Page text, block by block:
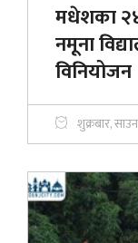
मधेशका
नमूना
विनियोजन
शुक्रबार,